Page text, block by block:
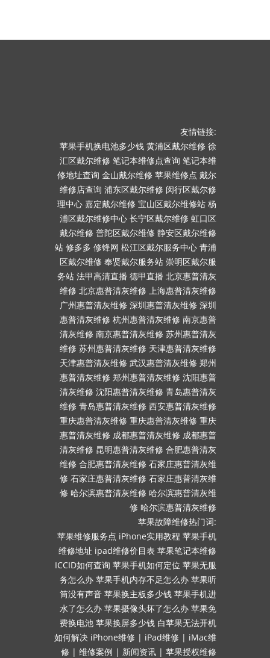
友情链接:
苹果手机换电池多少钱 黄浦区戴尔维修 徐
汇区戴尔维修 笔记本维修点查询 笔记本维
修地址查询 金山戴尔维修 苹果维修点 戴尔
维修店查询 浦东区戴尔维修 闵行区戴尔修
理中心 嘉定戴尔维修 宝山区戴尔维修站 杨
浦区戴尔维修中心 长宁区戴尔维修 虹口区
戴尔维修 普陀区戴尔维修 静安区戴尔维修
站 修多多 修锋网 松江区戴尔服务中心 青浦
区戴尔维修 奉贤戴尔服务站 崇明区戴尔服
务站 法甲高清直播 德甲直播 北京惠普清灰
维修 北京惠普清灰维修 上海惠普清灰维修
广州惠普清灰维修 深圳惠普清灰维修 深圳
惠普清灰维修 杭州惠普清灰维修 南京惠普
清灰维修 南京惠普清灰维修 苏州惠普清灰
维修 苏州惠普清灰维修 天津惠普清灰维修
天津惠普清灰维修 武汉惠普清灰维修 郑州
惠普清灰维修 郑州惠普清灰维修 沈阳惠普
清灰维修 沈阳惠普清灰维修 青岛惠普清灰
维修 青岛惠普清灰维修 西安惠普清灰维修
重庆惠普清灰维修 重庆惠普清灰维修 重庆
惠普清灰维修 成都惠普清灰维修 成都惠普
清灰维修 昆明惠普清灰维修 合肥惠普清灰
维修 合肥惠普清灰维修 石家庄惠普清灰维
修 石家庄惠普清灰维修 石家庄惠普清灰维
修 哈尔滨惠普清灰维修 哈尔滨惠普清灰维
修 哈尔滨惠普清灰维修
苹果故障维修热门词:
苹果维修服务点 iPhone实用教程 苹果手机
维修地址 ipad维修价目表 苹果笔记本维修
ICCID如何查询 苹果手机如何定位 苹果无服
务怎么办 苹果手机内存不足怎么办 苹果听
筒没有声音 苹果换主板多少钱 苹果手机进
水了怎么办 苹果摄像头坏了怎么办 苹果免
费换电池 苹果换屏多少钱 白苹果无法开机
如何解决 iPhone维修 | iPad维修 | iMac维
修 | 维修案例 | 新闻资讯 | 苹果授权维修